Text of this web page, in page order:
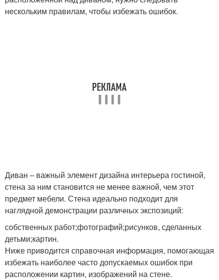
нескольким правилам, чтобы избежать ошибок.
Диван – важный элемент дизайна интерьера гостиной,
стена за ним становится не менее важной, чем этот
предмет мебели. Стена идеально подходит для
наглядной демонстрации различных экспозиций:
собственных работ;фотографий;рисунков, сделанных
детьми;картин.
Ниже приводится справочная информация, помогающая
избежать наиболее часто допускаемых ошибок при
расположении картин, изображений на стене.